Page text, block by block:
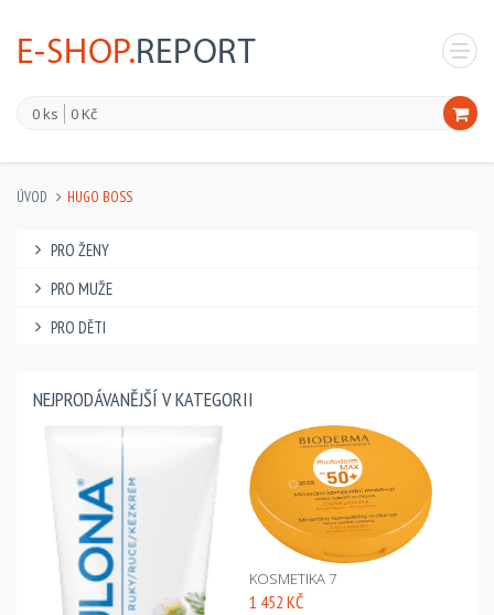
0 ks 0 Kč
ÚVOD HUGO BOSS
PRO ŽENY
PRO MUŽE
PRO DĚTI
NEJPRODÁVANĚJŠÍ V KATEGORII
KOSMETIKA 7
1 452 KČ